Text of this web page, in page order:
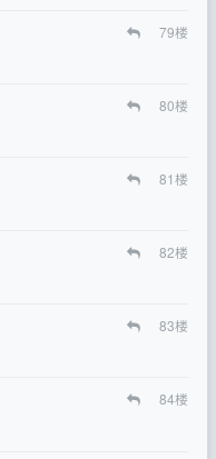
79楼
80楼
81楼
82楼
83楼
84楼